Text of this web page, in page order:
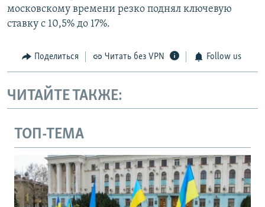
московскому времени резко поднял ключевую
ставку c 10,5% до 17%.
Поделиться Читать без VPN Follow us
ЧИТАЙТЕ ТАКЖЕ:
ТОП-ТЕМА